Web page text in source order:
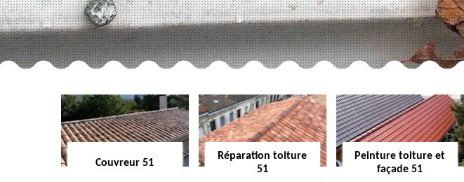
Couvreur 51
Réparation toiture
51
Peinture toiture et
façade 51